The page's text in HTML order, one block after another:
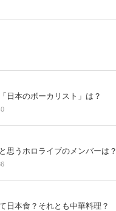
日本のボーカリスト」は？
思うホロライブのメンバーは？
日本食？それとも中華料理？